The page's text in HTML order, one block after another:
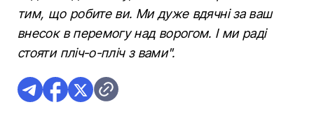
тим, що робите ви. Ми дуже вдячні за ваш
внесок в перемогу над ворогом. І ми раді
стояти пліч-о-пліч з вами".